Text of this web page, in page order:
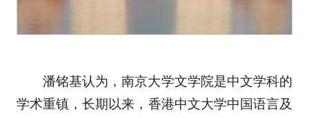
潘铭基认为，南京大学文学院是中文学科的
学术重镇，长期以来，香港中文大学中国语言及